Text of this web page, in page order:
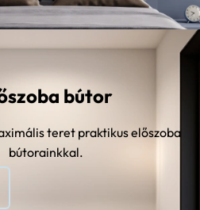
bútor
teret praktikus előszoba
bútorainkkal.